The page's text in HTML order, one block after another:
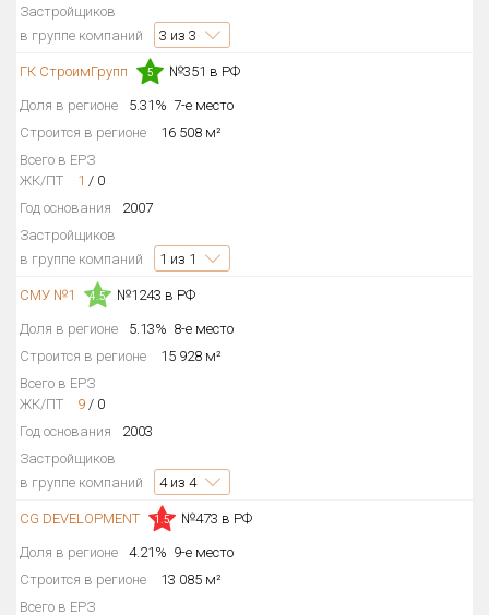
Застройщиков
в группе компаний
3 из 3
ГК СтроимГрупп 5 №351 в РФ
Доля в регионе 5.31% 7-е место
Строится в регионе
16 508 м²
Всего в ЕРЗ
ЖК/ПТ
1 / 0
Год основания
2007
Застройщиков
в группе компаний
1 из 1
СМУ №1 4.5 №1243 в РФ
Доля в регионе 5.13% 8-е место
Строится в регионе
15 928 м²
Всего в ЕРЗ
ЖК/ПТ
9 / 0
Год основания
2003
Застройщиков
в группе компаний
4из 4
CG DEVELOPMENT 1.5 №473 в РФ
Доля в регионе 4.21% 9-е место
Строится в регионе
13 085 м²
Всего в ЕРЗ